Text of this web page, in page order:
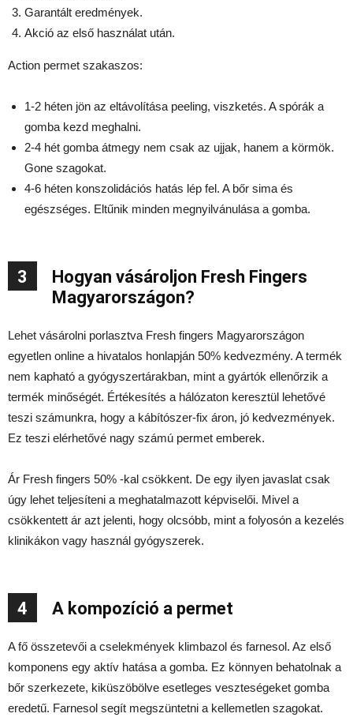
Garantált eredmények.
Akció az első használat után.
Action permet szakaszos:
1-2 héten jön az eltávolítása peeling, viszketés. A spórák a
gomba kezd meghalni.
2-4 hét gomba átmegy nem csak az ujjak, hanem a körmök.
Gone szagokat.
4-6 héten konszolidációs hatás lép fel. A bőr sima és
egészséges. Eltűnik minden megnyilvánulása a gomba.
3
Hogyan vásároljon Fresh Fingers
Magyarországon?
Lehet vásárolni porlasztva Fresh fingers Magyarországon
egyetlen online a hivatalos honlapján 50% kedvezmény. A termék
nem kapható a gyógyszertárakban, mint a gyártók ellenőrzik a
termék minőségét. Értékesítés a hálózaton keresztül lehetővé
teszi számunkra, hogy a kábítószer-fix áron, jó kedvezmények.
Ez teszi elérhetővé nagy számú permet emberek.
Ár Fresh fingers 50% -kal csökkent. De egy ilyen javaslat csak
úgy lehet teljesíteni a meghatalmazott képviselői. Mivel a
csökkentett ár azt jelenti, hogy olcsóbb, mint a folyosón a kezelés
klinikákon vagy használ gyógyszerek.
4 A kompozíció a permet
A fő összetevői a cselekmények klimbazol és farnesol. Az első
komponens egy aktív hatása a gomba. Ez könnyen behatolnak a
bőr szerkezete, kiküszöbölve esetleges veszteségeket gomba
eredetű. Farnesol segít megszüntetni a kellemetlen szagokat.